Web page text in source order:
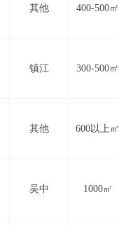
其他 400-500㎡
镇江 300-500㎡
其他 600以上㎡
吴中 1000㎡